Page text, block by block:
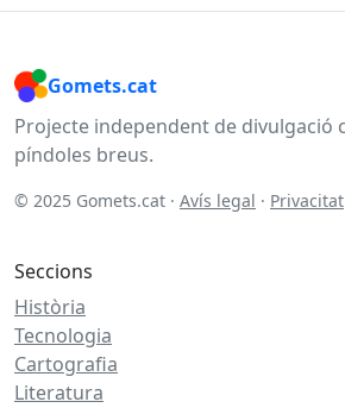
Gomets.cat
Projecte independent de divulgació
píndoles breus.
© 2025 Gomets.cat · Avís legal · Privacitat
Seccions
Història
Tecnologia
Cartografia
Literatura